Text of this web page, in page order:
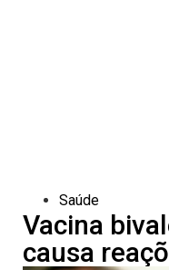
Saúde
Vacina
causa